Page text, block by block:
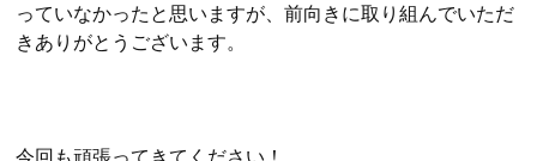
っていなかったと思いますが、前向きに取り組んでいただ
きありがとうございます。